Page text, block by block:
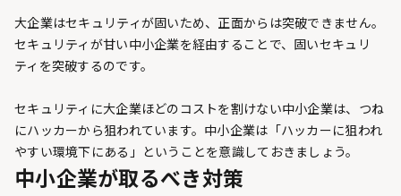
大企業はセキュリティが固いため、正面からは突破できません。
セキュリティが甘い中小企業を経由することで、固いセキュリ
ティを突破するのです。
セキュリティに大企業ほどのコストを割けない中小企業は、つね
にハッカーから狙われています。中小企業は「ハッカーに狙われ
やすい環境下にある」ということを意識しておきましょう。
中小企業が取るべき対策